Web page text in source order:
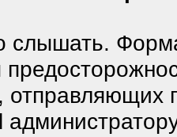
слышать.